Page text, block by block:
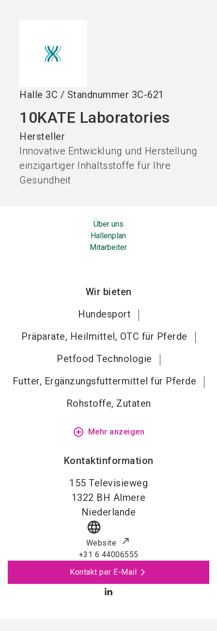
Halle 3C / Standnummer 3C-621
10KATE Laboratories
Hersteller
Innovative Entwicklung und Herstellung
einzigartiger Inhaltsstoffe für Ihre
Gesundheit
Über uns
Hallenplan
Mitarbeiter
Wir bieten
Hundesport
Präparate, Heilmittel, OTC für Pferde
Petfood Technologie
Futter, Ergänzungsfuttermittel für Pferde
Rohstoffe, Zutaten
add_circle_outline Mehr anzeigen
Kontaktinformation
155 Televisieweg
1322 BH Almere
Niederlande
language
Website
+31 6 44006555
Kontakt per E-Mail